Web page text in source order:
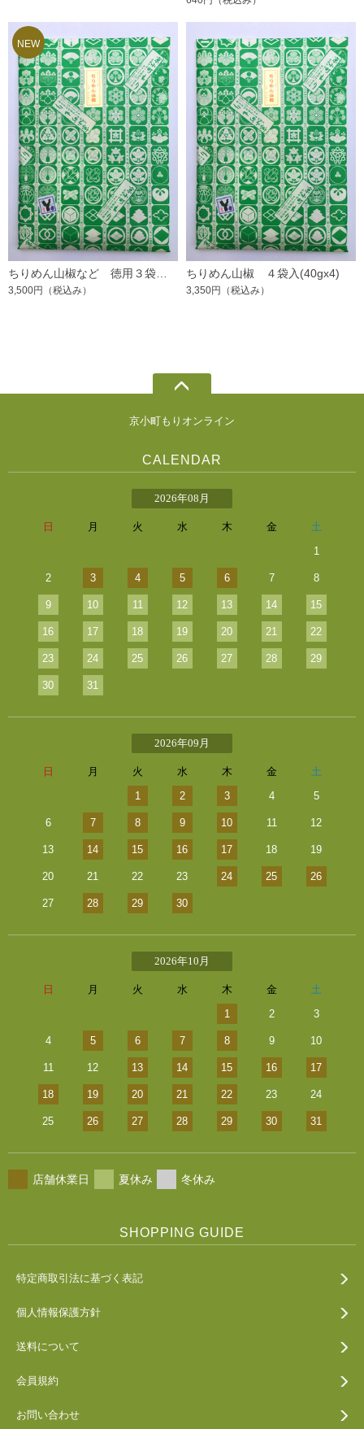
3,500円 （税込み）
ちりめん山椒 ４袋入(40gx4)
3,350円 （税込み）
京小町もりオンライン
CALENDAR
2026年08月
日 月 火 水 木 金
土
1
2 3 4 5 6 7 8
9 10 11 12 13 14 15
16 17 18 19 20 21 22
23 24 25 26 27 28 29
30 31
2026年09月
日 月 火 水 木 金
土
1
2 3 4 5
6 7 8 9 10 11 12
13 14 15 16 17 18 19
20 21 22 23 24 25 26
27 28 29 30
2026年10月
日 月 火 水 木 金
土
1
2 3
4 5 6 7 8 9 10
11 12 13 14 15 16 17
18 19 20 21 22 23 24
25 26 27 28 29 30 31
店舗休業日 夏休み 冬休み
SHOPPING GUIDE
特定商取引法に基づく表記
個人情報保護方針
送料について
会員規約
お問い合わせ